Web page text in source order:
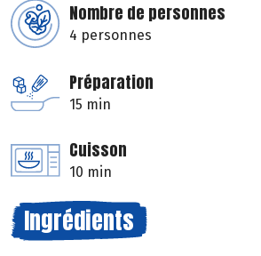
Nombre de personnes
4 personnes
Préparation
15 min
Cuisson
10 min
Ingrédients